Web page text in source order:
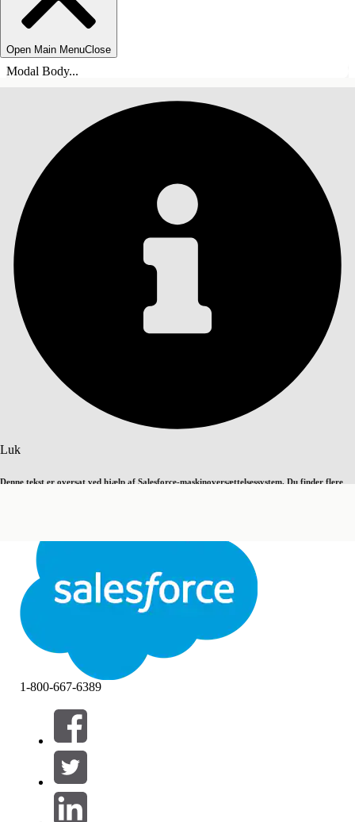
Open Main MenuClose
Modal Body...
Luk
Denne tekst er oversat ved hjælp af Salesforce-maskinoversættelsessystem. Du finder flere
Luk
INDHOLD
Filtre (0)
VÆLG FILTRE
Produktområde
1-800-667-6389